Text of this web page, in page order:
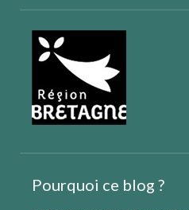
Pourquoi ce blog ?